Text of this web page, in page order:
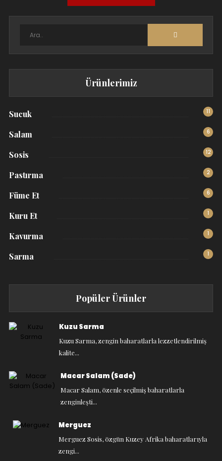
Ürünlerimiz
Sucuk 11
Salam 6
Sosis 12
Pastırma 2
Füme Et 6
Kuru Et 1
Kavurma 1
Sarma 1
Popüler Ürünler
Kuzu Sarma
Kuzu Sarma, zengin baharatlarla lezzetlendirilmiş
kalite...
Macar Salam (Sade)
Macar Salam, özenle seçilmiş baharatlarla
zenginleşti...
Merguez
Merguez Sosis, özgün Kuzey Afrika baharatlarıyla
zengi...